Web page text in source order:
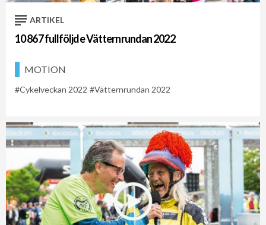
ARTIKEL
10 867 fullföljde Vätternrundan 2022
MOTION
Cykelveckan 2022 Vätternrundan 2022